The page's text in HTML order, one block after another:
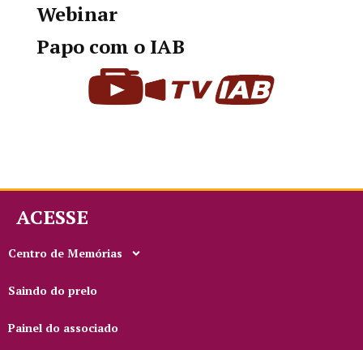
Webinar
Papo com o IAB
ACESSE
Centro de Memórias
Saindo do prelo
Painel do associado